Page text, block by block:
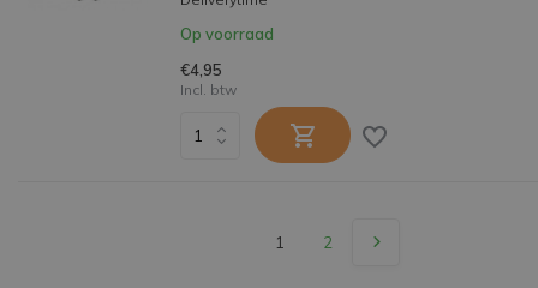
Op voorraad
€4,95
Incl. btw
1 2